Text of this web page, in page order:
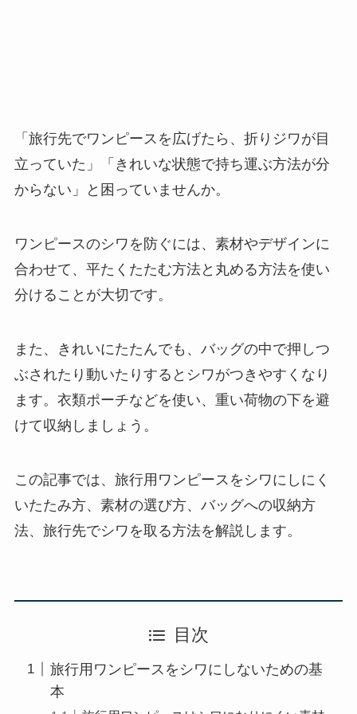
「旅行先でワンピースを広げたら、折りジワが目
立っていた」「きれいな状態で持ち運ぶ方法が分
からない」と困っていませんか。
ワンピースのシワを防ぐには、素材やデザインに
合わせて、平たくたたむ方法と丸める方法を使い
分けることが大切です。
また、きれいにたたんでも、バッグの中で押しつ
ぶされたり動いたりするとシワがつきやすくなり
ます。衣類ポーチなどを使い、重い荷物の下を避
けて収納しましょう。
この記事では、旅行用ワンピースをシワにしにく
いたたみ方、素材の選び方、バッグへの収納方
法、旅行先でシワを取る方法を解説します。
目次
旅行用ワンピースをシワにしないための基
本